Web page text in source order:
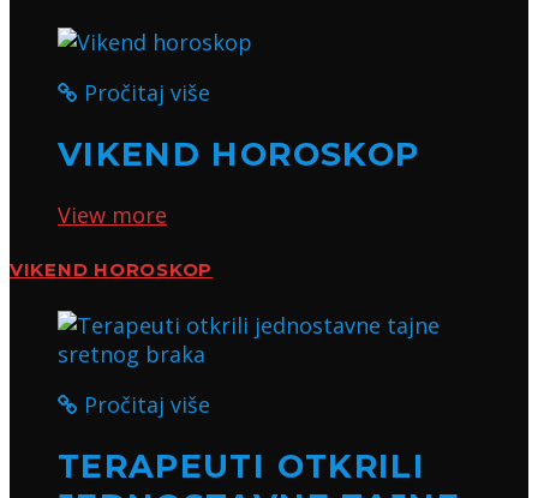
Pročitaj više
VIKEND HOROSKOP
View more
VIKEND HOROSKOP
Pročitaj više
TERAPEUTI OTKRILI